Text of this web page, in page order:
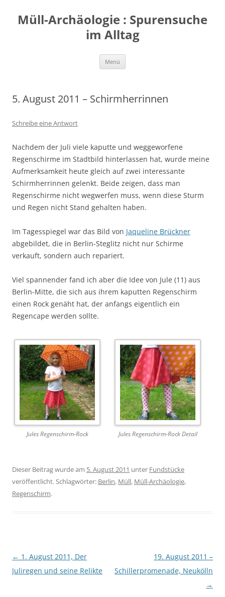
springen
Müll-Archäologie : Spurensuche
im Alltag
Menü
5. August 2011 – Schirmherrinnen
Schreibe eine Antwort
Nachdem der Juli viele kaputte und weggeworfene
Regenschirme im Stadtbild hinterlassen hat, wurde meine
Aufmerksamkeit heute gleich auf zwei interessante
Schirmherrinnen gelenkt. Beide zeigen, dass man
Regenschirme nicht wegwerfen muss, wenn diese Sturm
und Regen nicht Stand gehalten haben.
Im Tagesspiegel war das Bild von Jaqueline Brückner
abgebildet, die in Berlin-Steglitz nicht nur Schirme
verkauft, sondern auch repariert.
Viel spannender fand ich aber die Idee von Jule (11) aus
Berlin-Mitte, die sich aus ihrem kaputten Regenschirm
einen Rock genäht hat, der anfangs eigentlich ein
Regencape werden sollte.
Jules Regenschirm-Rock Jules Regenschirm-Rock Detail
Dieser Beitrag wurde am 5. August 2011 unter Fundstücke
veröffentlicht. Schlagwörter: Berlin, Müll, Müll-Archäologie,
Regenschirm.
Beitragsnavigation
← 1. August 2011, Der
Juliregen und seine Relikte
19. August 2011 –
Schillerpromenade, Neukölln
→